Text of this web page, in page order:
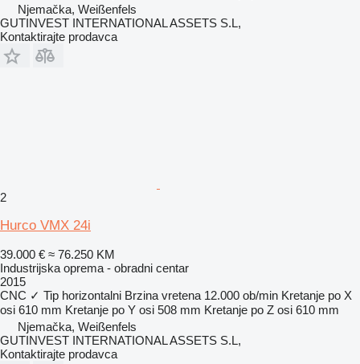
Njemačka, Weißenfels
GUTINVEST INTERNATIONAL ASSETS S.L,
Kontaktirajte prodavca
2
Hurco VMX 24i
39.000 € ≈ 76.250 KM
Industrijska oprema - obradni centar
2015
CNC ✓ Tip horizontalni Brzina vretena 12.000 ob/min Kretanje po X
osi 610 mm Kretanje po Y osi 508 mm Kretanje po Z osi 610 mm
Njemačka, Weißenfels
GUTINVEST INTERNATIONAL ASSETS S.L,
Kontaktirajte prodavca